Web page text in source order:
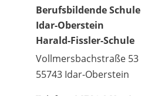
Berufsbildende Schule
Idar-Oberstein
Harald-Fissler-Schule
Vollmersbachstraße 53
55743 Idar-Oberstein